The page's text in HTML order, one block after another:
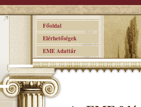
Főoldal
Elérhetőségek
EME Adattár